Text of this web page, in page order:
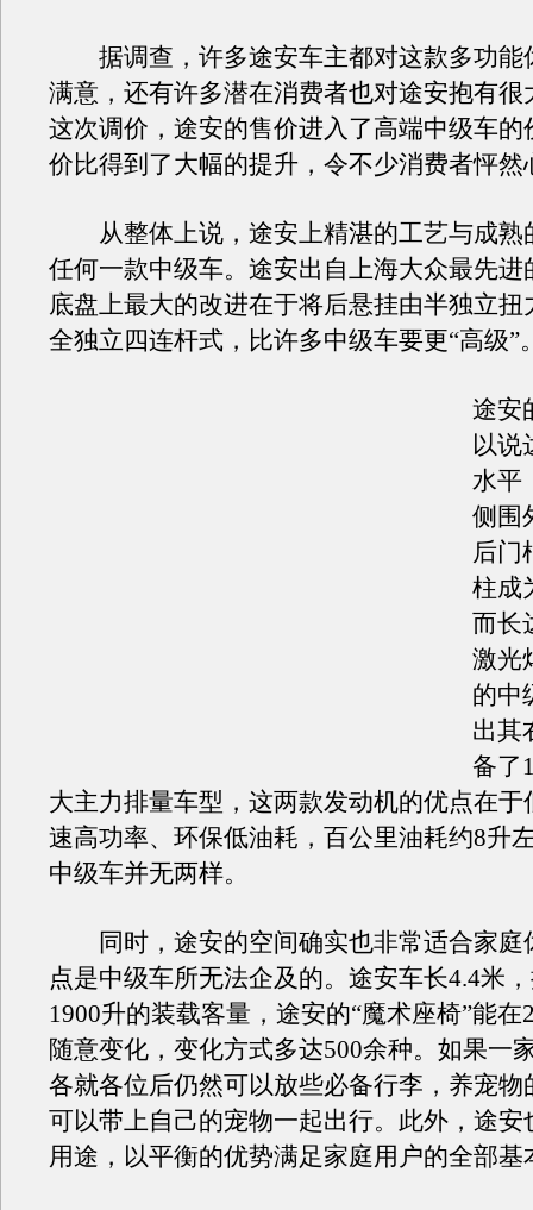
据调查，许多途安车主都对这款多功能
满意，还有许多潜在消费者也对途安抱有很
这次调价，途安的售价进入了高端中级车的
价比得到了大幅的提升，令不少消费者怦然
从整体上说，途安上精湛的工艺与成熟
任何一款中级车。途安出自上海大众最先进
底盘上最大的改进在于将后悬挂由半独立扭
全独立四连杆式，比许多中级车要更“高级”
途安
以说
水平
侧围
后门
柱成
而长
激光
的中
出其
备了
大主力排量车型，这两款发动机的优点在于
速高功率、环保低油耗，百公里油耗约8升
中级车并无两样。
同时，途安的空间确实也非常适合家庭
点是中级车所无法企及的。途安车长4.4米
1900升的装载客量，途安的“魔术座椅”能在
随意变化，变化方式多达500余种。如果一
各就各位后仍然可以放些必备行李，养宠物
可以带上自己的宠物一起出行。此外，途安
用途，以平衡的优势满足家庭用户的全部基